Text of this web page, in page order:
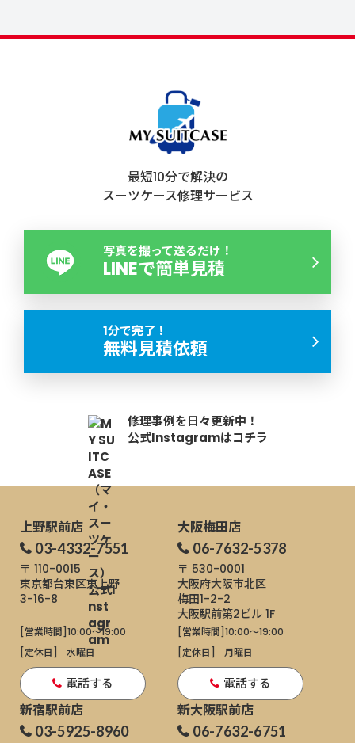
最短10分で解決の
スーツケース修理サービス
写真を撮って送るだけ！
LINEで簡単見積
1分で完了！
無料見積依頼
修理事例を日々更新中！
公式Instagramはコチラ
上野駅前店
03-4332-7551
〒 110-0015
東京都台東区東上野
3-16-8
[営業時間]10:00～19:00
[定休日]
水曜日
電話する
大阪梅田店
06-7632-5378
〒 530-0001
大阪府大阪市北区
梅田1-2-2
大阪駅前第2ビル 1F
[営業時間]10:00～19:00
[定休日]
月曜日
電話する
新宿駅前店
03-5925-8960
新大阪駅前店
06-7632-6751